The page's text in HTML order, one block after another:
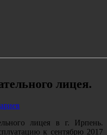
лицея.
лицея в г. Ирпень.
к сентябрю 2017